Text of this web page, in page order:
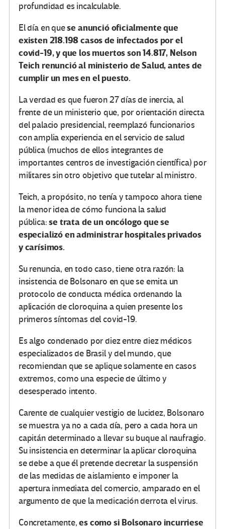
profundidad es incalculable.
El día en quese anunció oficialmente que
existen 218.198 casos de infectados por el
covid-19, y que los muertos son 14.817, Nelson
Teich renunció al ministerio de Salud, antes de
cumplir un mes en el puesto.
La verdad es que fueron 27 días de inercia, al
frente de un ministerio que, por orientación directa
del palacio presidencial, reemplazó funcionarios
con amplia experiencia en el servicio de salud
pública (muchos de ellos integrantes de
importantes centros de investigación científica) por
militares sin otro objetivo que tutelar al ministro.
Teich, a propósito, no tenía y tampoco ahora tiene
la menor idea de cómo funciona la salud
pública:se trata de un oncólogo que se
especializó en administrar hospitales privados
y carísimos.
Su renuncia, en todo caso, tiene otra razón: la
insistencia de Bolsonaro en que se emita un
protocolo de conducta médica ordenando la
aplicación de cloroquina a quien presente los
primeros síntomas del covid-19.
Es algo condenado por diez entre diez médicos
especializados de Brasil y del mundo, que
recomiendan que se aplique solamente en casos
extremos, como una especie de último y
desesperado intento.
Carente de cualquier vestigio de lucidez, Bolsonaro
se muestra ya no a cada día, pero a cada hora un
capitán determinado a llevar su buque al naufragio.
Su insistencia en determinar la aplicar cloroquina
se debe a que él pretende decretar la suspensión
de las medidas de aislamiento e imponer la
apertura inmediata del comercio, amparado en el
argumento de que la medicación derrota el virus.
Concretamente,es como si Bolsonaro incurriese